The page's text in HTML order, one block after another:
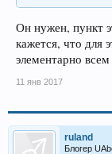
Он нужен, пункт
кажется, что для
элементарно
11 янв 2017
ruland
Блогер